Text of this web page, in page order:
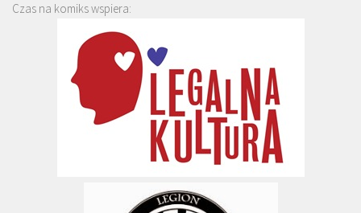
Czas na komiks wspiera: